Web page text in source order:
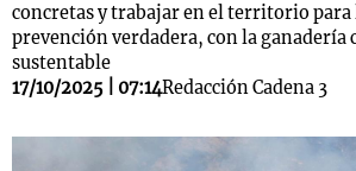
concretas y trabajar en el territorio
prevención verdadera, con la ganadería
sustentable
17/10/2025 | 07:14Redacción Cadena 3